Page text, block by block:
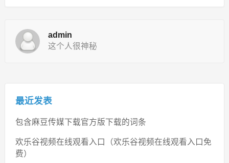
admin
这个人很神秘
最近发表
包含麻豆传媒下载官方版下载的词条
欢乐谷视频在线观看入口（欢乐谷视频在线观看入口免
费）